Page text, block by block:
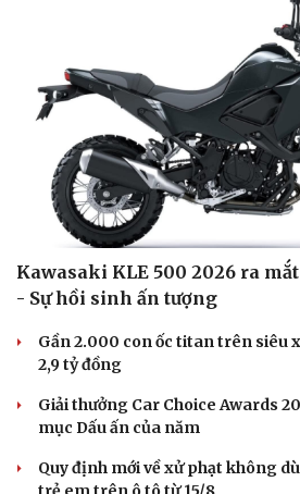
Văn hóa
Kawasaki KLE 500 2026 ra
- Sự hồi sinh ấn tượng
Gần 2.000 con ốc titan trên siêu
2,9 tỷ đồng
Giải thưởng Car Choice Awards
mục Dấu ấn của năm
Quy định mới về xử phạt không